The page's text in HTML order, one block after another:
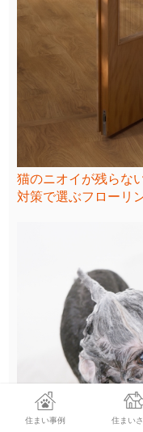
猫のニオイが残らな
対策で選ぶフローリ
住まい事例 住まいさ